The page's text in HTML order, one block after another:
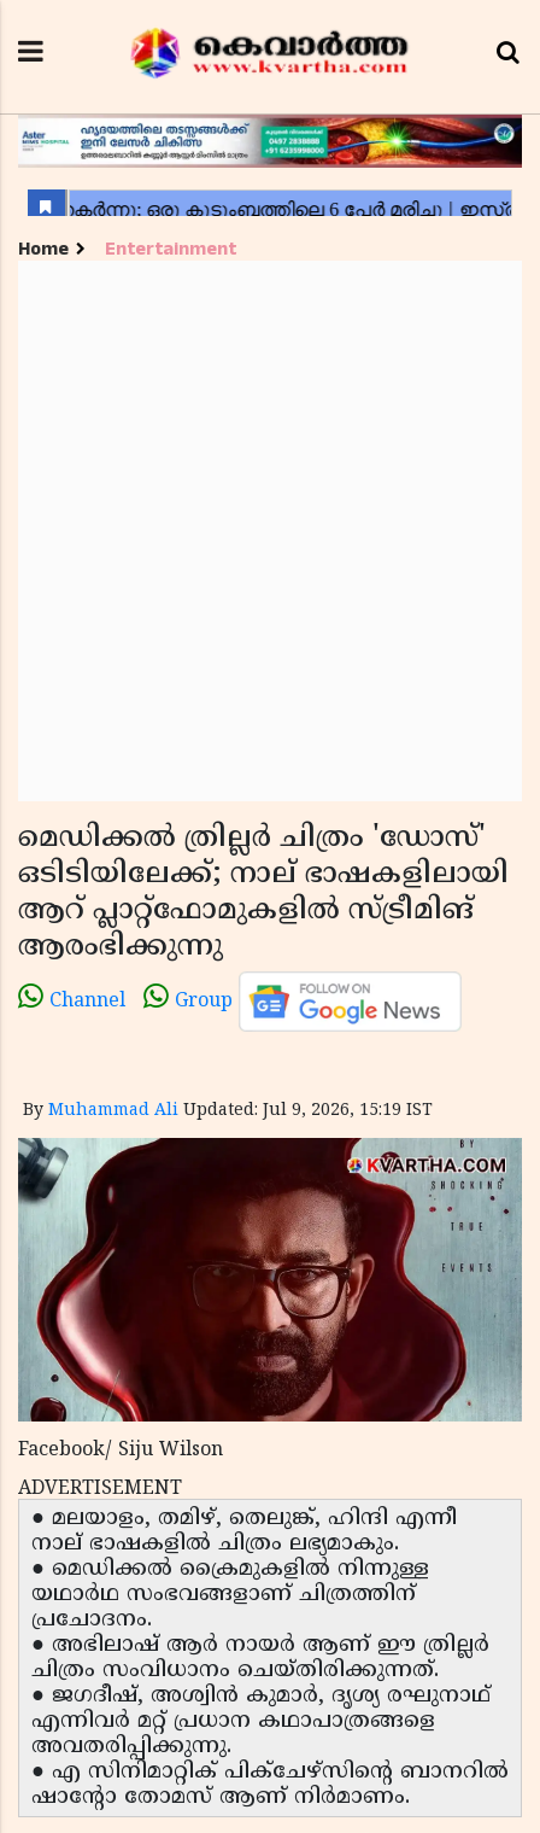
Home Entertainment
മെഡിക്കൽ ത്രില്ലർ ചിത്രം 'ഡോസ്'
ഒടിടിയിലേക്ക്; നാല് ഭാഷകളിലായി
ആറ് പ്ലാറ്റ്‌ഫോമുകളിൽ സ്ട്രീമിങ്
ആരംഭിക്കുന്നു
Channel Group
By Muhammad Ali Updated: Jul 9, 2026, 15:19 IST
Facebook/ Siju Wilson
ADVERTISEMENT
● മലയാളം, തമിഴ്, തെലുങ്ക്, ഹിന്ദി എന്നീ
നാല് ഭാഷകളിൽ ചിത്രം ലഭ്യമാകും.
● മെഡിക്കൽ ക്രൈമുകളിൽ നിന്നുള്ള
യഥാർഥ സംഭവങ്ങളാണ് ചിത്രത്തിന്
പ്രചോദനം.
● അഭിലാഷ് ആർ നായർ ആണ് ഈ ത്രില്ലർ
ചിത്രം സംവിധാനം ചെയ്തിരിക്കുന്നത്.
● ജഗദീഷ്, അശ്വിൻ കുമാർ, ദൃശ്യ രഘുനാഥ്
എന്നിവർ മറ്റ് പ്രധാന കഥാപാത്രങ്ങളെ
അവതരിപ്പിക്കുന്നു.
● എ സിനിമാറ്റിക് പിക്‌ചേഴ്‌സിൻ്റെ ബാനറിൽ
ഷാൻ്റോ തോമസ് ആണ് നിർമാണം.